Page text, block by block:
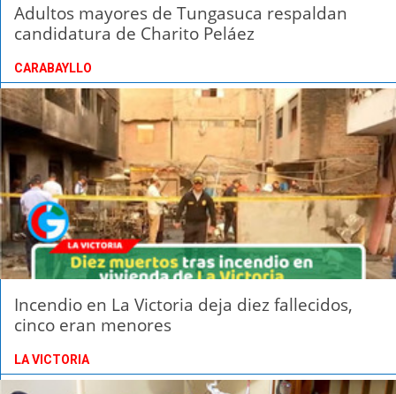
Adultos mayores de Tungasuca respaldan
candidatura de Charito Peláez
CARABAYLLO
Incendio en La Victoria deja diez fallecidos,
cinco eran menores
LA VICTORIA